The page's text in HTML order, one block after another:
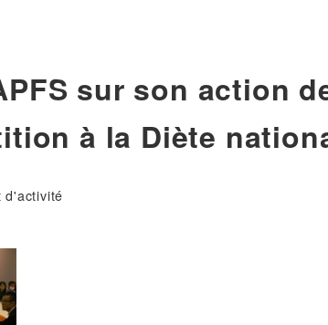
sur son action
à la Diète
d'activité